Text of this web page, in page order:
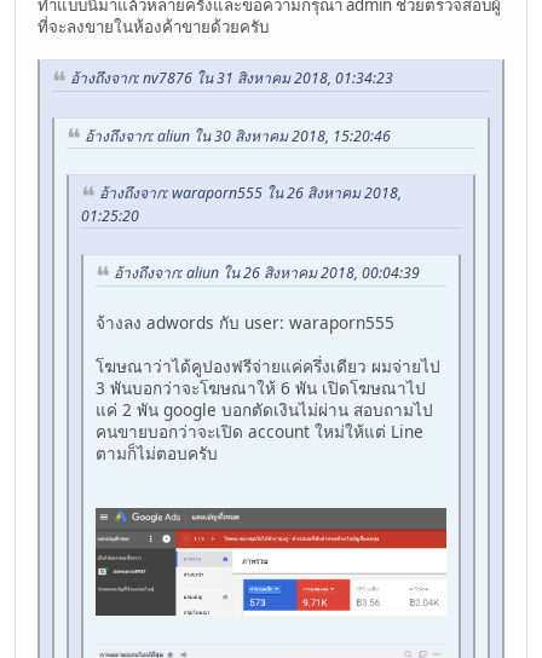
ทำแบบนี้มาแล้วหลายครั้งและขอความกรุณา admin ช่วยตรวจสอบผู้
ที่จะลงขายในห้องค้าขายด้วยครับ
อ้างถึงจาก: nv7876 ใน 31 สิงหาคม 2018, 01:34:23
อ้างถึงจาก: aliun ใน 30 สิงหาคม 2018, 15:20:46
อ้างถึงจาก: waraporn555 ใน 26 สิงหาคม 2018,
01:25:20
อ้างถึงจาก: aliun ใน 26 สิงหาคม 2018, 00:04:39
จ้างลง adwords กับ user: waraporn555
โฆษณาว่าได้คูปองฟรีจ่ายแค่ครึ่งเดียว ผมจ่ายไป
3 พันบอกว่าจะโฆษณาให้ 6 พัน เปิดโฆษณาไป
แค่ 2 พัน google บอกตัดเงินไม่ผ่าน สอบถามไป
คนขายบอกว่าจะเปิด account ใหม่ให้แต่ Line
ตามก็ไม่ตอบครับ